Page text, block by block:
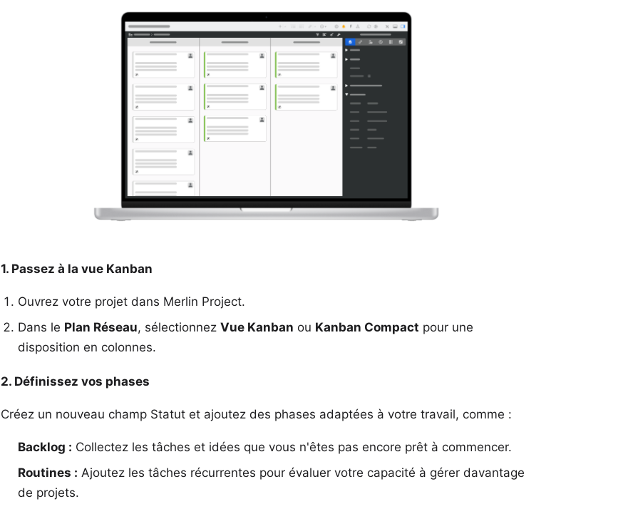
1. Passez à la vue Kanban
Ouvrez votre projet dans Merlin Project.
Dans le Plan Réseau, sélectionnez Vue Kanban ou Kanban Compact pour une
disposition en colonnes.
2. Définissez vos phases
Créez un nouveau champ Statut et ajoutez des phases adaptées à votre travail, comme :
Backlog : Collectez les tâches et idées que vous n'êtes pas encore prêt à commencer.
Routines : Ajoutez les tâches récurrentes pour évaluer votre capacité à gérer davantage
de projets.